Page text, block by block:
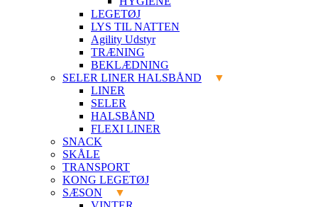
LEGETØJ
LYS TIL NATTEN
Agility Udstyr
TRÆNING
BEKLÆDNING
SELER LINER HALSBÅND
LINER
SELER
HALSBÅND
FLEXI LINER
SNACK
SKÅLE
TRANSPORT
KONG LEGETØJ
SÆSON